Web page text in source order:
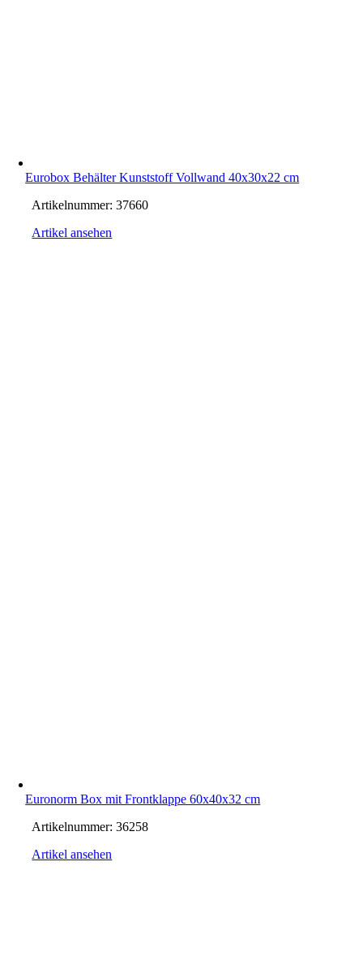
Eurobox Behälter Kunststoff Vollwand 40x30x22 cm
Artikelnummer:37660
Artikel ansehen
Euronorm Box mit Frontklappe 60x40x32 cm
Artikelnummer:36258
Artikel ansehen